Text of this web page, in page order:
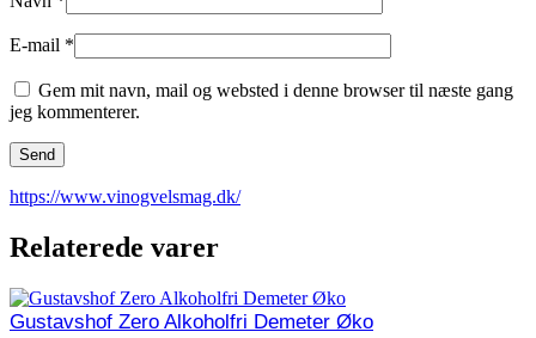
E-mail *
Gem mit navn, mail og websted i denne browser til næste gang
jeg kommenterer.
https://www.vinogvelsmag.dk/
Relaterede varer
Tilføj til favoritliste
Gustavshof Zero Alkoholfri Demeter Øko